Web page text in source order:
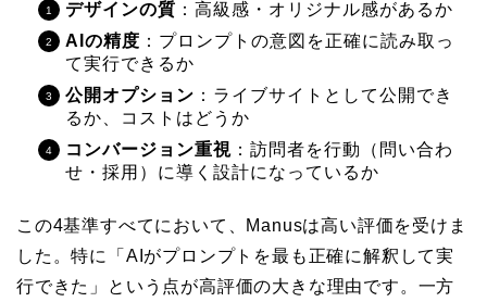
デザインの質 ：高級感・オリジナル感があるか
AIの精度 ：プロンプトの意図を正確に読み取っ
て実行できるか
公開オプション ：ライブサイトとして公開でき
るか、コストはどうか
コンバージョン重視 ：訪問者を行動（問い合わ
せ・採用）に導く設計になっているか
この4基準すべてにおいて、Manusは高い評価を受けま
した。特に「AIがプロンプトを最も正確に解釈して実
行できた」という点が高評価の大きな理由です。一方